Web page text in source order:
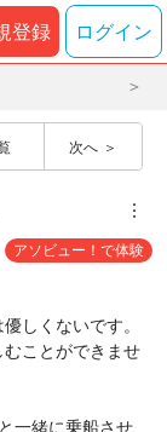
登録 ログイン
次へ
︙
アソビュー！で体験
しくないです。
ことができませ
一緒に乗船させ